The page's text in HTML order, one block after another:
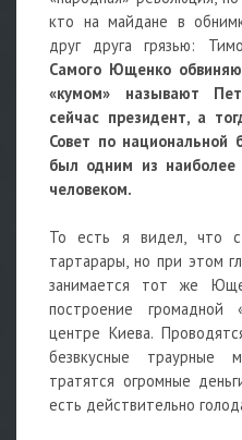
кто на майдане в
друг друга грязью:
Самого Ющенко
«кумом» называют
сейчас президент, а
Совет по национальной
был одним из
человеком.
То есть я видел, что
тартарары, но при этом
занимается тот же
построение громадной
центре Киева.
безвкусные траурные
тратятся огромные
есть действительно